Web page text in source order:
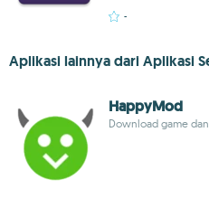
-
Aplikasi lainnya dari Aplikasi
HappyMod
Download game